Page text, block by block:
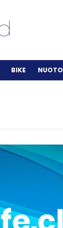
BIKE NUOTO